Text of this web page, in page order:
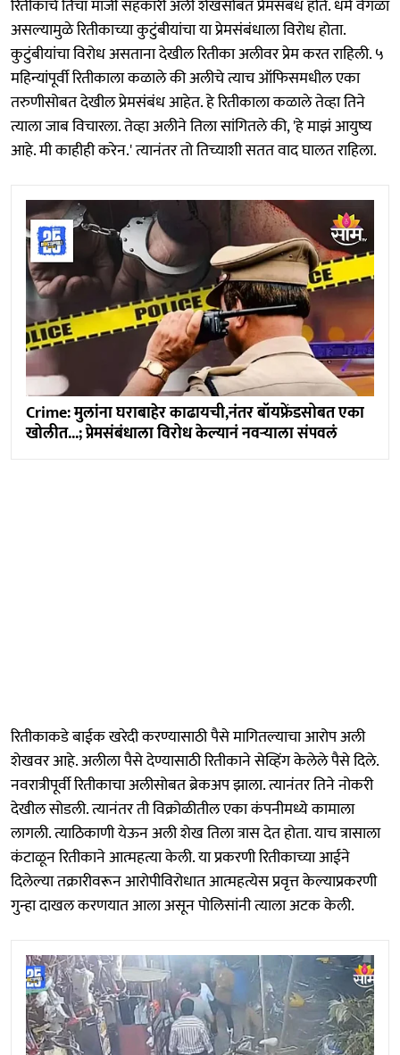
रितीकाचे तिचा माजी सहकारी अली शेखसोबत प्रेमसंबंध होते. धर्म वेगळा
असल्यामुळे रितीकाच्या कुटुंबीयांचा या प्रेमसंबंधाला विरोध होता.
कुटुंबीयांचा विरोध असताना देखील रितीका अलीवर प्रेम करत राहिली. ५
महिन्यांपूर्वी रितीकाला कळाले की अलीचे त्याच ऑफिसमधील एका
तरुणीसोबत देखील प्रेमसंबंध आहेत. हे रितीकाला कळाले तेव्हा तिने
त्याला जाब विचारला. तेव्हा अलीने तिला सांगितले की, 'हे माझं आयुष्य
आहे. मी काहीही करेन.' त्यानंतर तो तिच्याशी सतत वाद घालत राहिला.
Crime: मुलांना घराबाहेर काढायची,नंतर बॉयफ्रेंडसोबत एका
खोलीत...; प्रेमसंबंधाला विरोध केल्यानं नवऱ्याला संपवलं
रितीकाकडे बाईक खरेदी करण्यासाठी पैसे मागितल्याचा आरोप अली
शेखवर आहे. अलीला पैसे देण्यासाठी रितीकाने सेव्हिंग केलेले पैसे दिले.
नवरात्रीपूर्वी रितीकाचा अलीसोबत ब्रेकअप झाला. त्यानंतर तिने नोकरी
देखील सोडली. त्यानंतर ती विक्रोळीतील एका कंपनीमध्ये कामाला
लागली. त्याठिकाणी येऊन अली शेख तिला त्रास देत होता. याच त्रासाला
कंटाळून रितीकाने आत्महत्या केली. या प्रकरणी रितीकाच्या आईने
दिलेल्या तक्रारीवरून आरोपीविरोधात आत्महत्येस प्रवृत्त केल्याप्रकरणी
गुन्हा दाखल करणयात आला असून पोलिसांनी त्याला अटक केली.